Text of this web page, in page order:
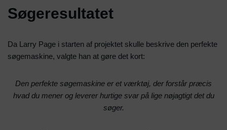
Søgeresultatet
Da Larry Page i starten af projektet skulle beskrive den perfekte
søgemaskine, valgte han at gøre det kort:
Den perfekte søgemaskine er et værktøj, der forstår præcis
hvad du mener og leverer hurtige svar på lige nøjagtigt det du
søger.